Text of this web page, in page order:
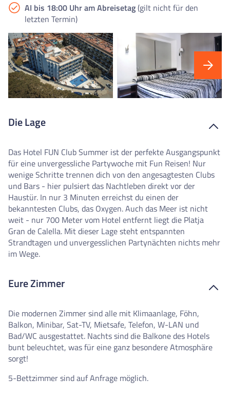
AI bis 18:00 Uhr am Abreisetag(gilt nicht für den
letzten Termin)
Die Lage
Das Hotel FUN Club Summer ist der perfekte Ausgangspunkt
für eine unvergessliche Partywoche mit Fun Reisen! Nur
wenige Schritte trennen dich von den angesagtesten Clubs
und Bars - hier pulsiert das Nachtleben direkt vor der
Haustür. In nur 3 Minuten erreichst du einen der
bekanntesten Clubs, das Oxygen. Auch das Meer ist nicht
weit - nur 700 Meter vom Hotel entfernt liegt die Platja
Gran de Calella. Mit dieser Lage steht entspannten
Strandtagen und unvergesslichen Partynächten nichts mehr
im Wege.
Eure Zimmer
Die modernen Zimmer sind alle mit Klimaanlage, Föhn,
Balkon, Minibar, Sat-TV, Mietsafe, Telefon, W-LAN und
Bad/WC ausgestattet. Nachts sind die Balkone des Hotels
bunt beleuchtet, was für eine ganz besondere Atmosphäre
sorgt!
5-Bettzimmer sind auf Anfrage möglich.